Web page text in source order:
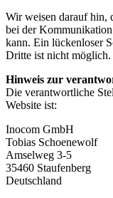
Wir weisen darauf hin,
bei der
kann. Ein lückenloser
Dritte ist nicht möglich.
Hinweis zur
Die verantwortliche
Website ist:
Inocom GmbH
Tobias Schoenewolf
Amselweg 3-5
35460 Staufenberg
Deutschland